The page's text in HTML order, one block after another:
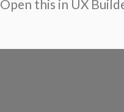
Open this in UX